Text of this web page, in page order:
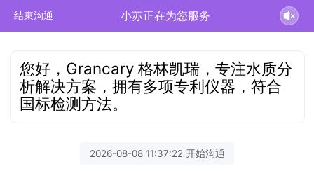
结束沟通 小苏正在为您服务
您好，Grancary 格林凯瑞，专注水质分
析解决方案，拥有多项专利仪器，符合
国标检测方法。
2026-08-08 11:37:22 开始沟通